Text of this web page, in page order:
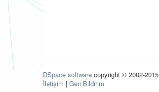
DSpace software copyright © 2002-2015
İletişim | Geri Bildirim